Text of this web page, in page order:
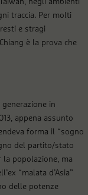
traccia. Per molti
e stragi
è la prova che
in
appena assunto
forma il “sogno
del partito/stato
la popolazione, ma
“malata d’Asia”
delle potenze